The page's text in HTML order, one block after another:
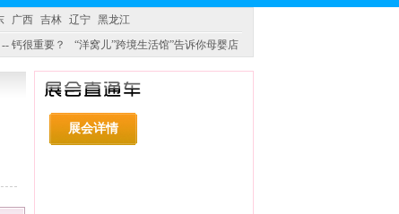
广西 吉林 辽宁 黑龙江
钙很重要？
“洋窝儿”跨境生活馆”告诉你母婴店
展会详情